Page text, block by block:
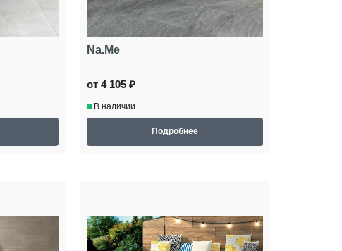
Na.Me
от 4 105 ₽
В наличии
Подробнее